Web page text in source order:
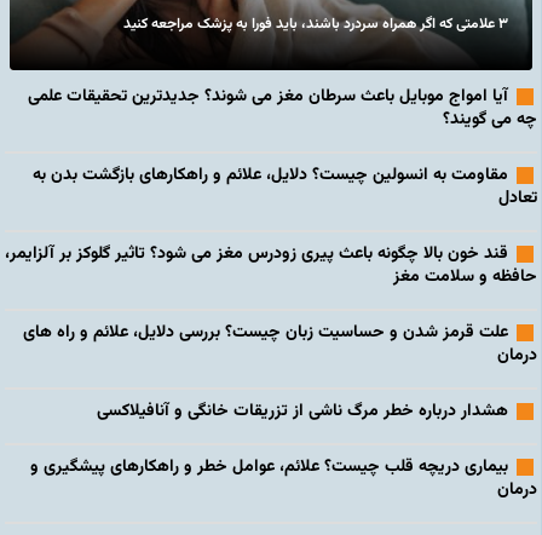
۳ علامتی که اگر همراه سردرد باشند، باید فورا به پزشک مراجعه کنید
آیا امواج موبایل باعث سرطان مغز می شوند؟ جدیدترین تحقیقات علمی
چه می گویند؟
مقاومت به انسولین چیست؟ دلایل، علائم و راهکارهای بازگشت بدن به
تعادل
قند خون بالا چگونه باعث پیری زودرس مغز می شود؟ تاثیر گلوکز بر آلزایمر،
حافظه و سلامت مغز
علت قرمز شدن و حساسیت زبان چیست؟ بررسی دلایل، علائم و راه های
درمان
هشدار درباره خطر مرگ ناشی از تزریقات خانگی و آنافیلاکسی
بیماری دریچه قلب چیست؟ علائم، عوامل خطر و راهکارهای پیشگیری و
درمان